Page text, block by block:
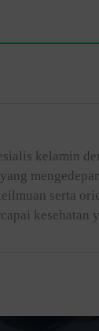
kelamin
serta
kesehatan